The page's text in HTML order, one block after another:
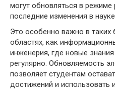
могут обновляться в
последние изменения в науке
Это особенно важно в
областях, как
инженерия, где новые
регулярно. Обновляемость
позволяет студентам
достижений и использовать